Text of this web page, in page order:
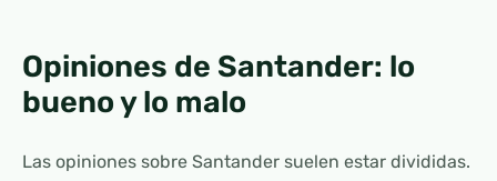
Opiniones de Santander: lo
bueno y lo malo
Las opiniones sobre Santander suelen estar divididas.